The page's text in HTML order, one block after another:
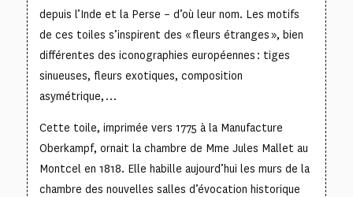
depuis l’Inde et la Perse – d’où leur nom. Les motifs
de ces toiles s’inspirent des « fleurs étranges », bien
différentes des iconographies européennes : tiges
sinueuses, fleurs exotiques, composition
asymétrique, …
Cette toile, imprimée vers 1775 à la Manufacture
Oberkampf, ornait la chambre de Mme Jules Mallet au
Montcel en 1818. Elle habille aujourd’hui les murs de la
chambre des nouvelles salles d’évocation historique